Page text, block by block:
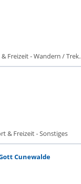
Freizeit - Wandern /
& Freizeit - Sonstiges
Cunewalde